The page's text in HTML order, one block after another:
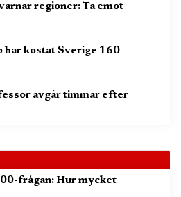
regioner: Ta emot
har kostat Sverige 160
avgår timmar efter
frågan: Hur mycket